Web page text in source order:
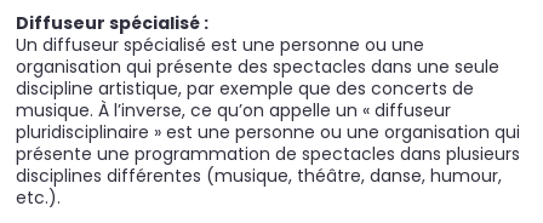
Diffuseur spécialisé :
Un diffuseur spécialisé est une personne ou une
organisation qui présente des spectacles dans une seule
discipline artistique, par exemple que des concerts de
musique. À l’inverse, ce qu’on appelle un « diffuseur
pluridisciplinaire » est une personne ou une organisation qui
présente une programmation de spectacles dans plusieurs
disciplines différentes (musique, théâtre, danse, humour,
etc.).